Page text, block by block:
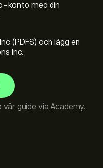
konto med din
(PDFS) och lägg en
Inc.
vår guide via Academy.